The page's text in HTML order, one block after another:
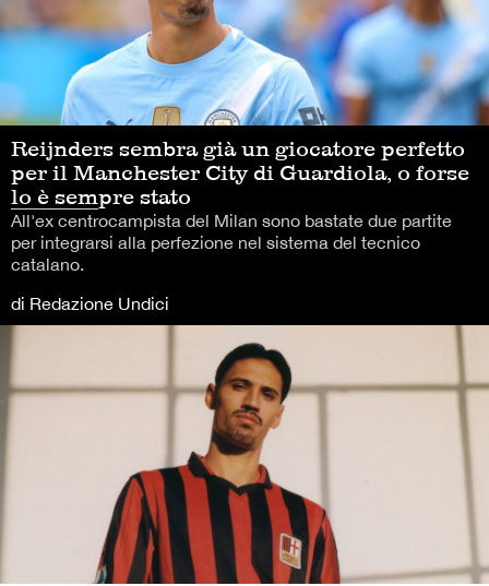
Reijnders sembra già un giocatore perfetto
per il Manchester City di Guardiola, o forse
lo è sempre stato
All'ex centrocampista del Milan sono bastate due partite
per integrarsi alla perfezione nel sistema del tecnico
catalano.
di Redazione Undici